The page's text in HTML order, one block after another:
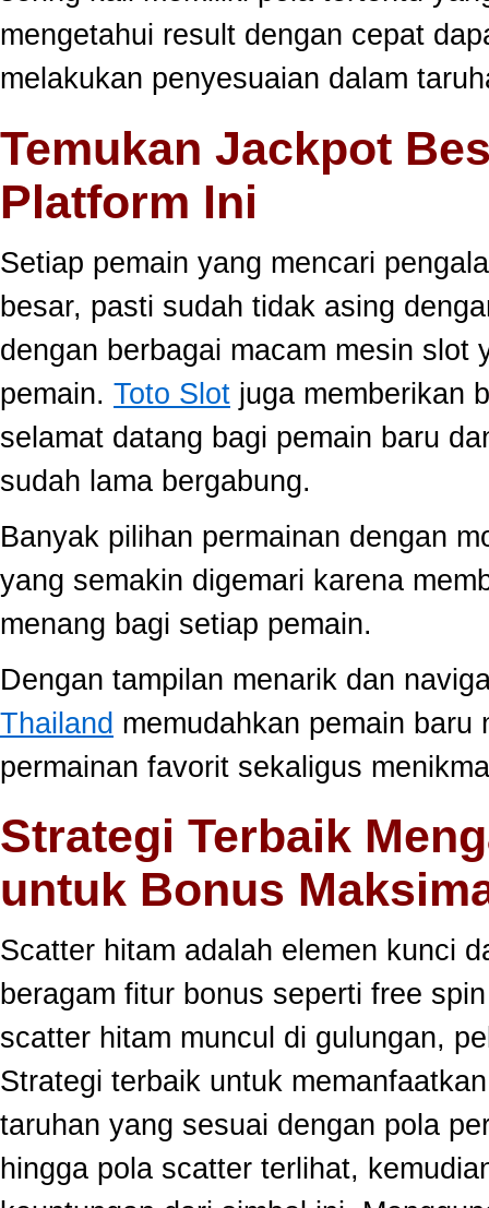
mengetahui result dengan cepat
melakukan penyesuaian dalam
Temukan Jackpot
Platform Ini
Setiap pemain yang mencari
besar, pasti sudah tidak asing
dengan berbagai macam mesin slot
pemain. Toto Slot juga memberikan
selamat datang bagi pemain baru
sudah lama bergabung.
Banyak pilihan permainan dengan
yang semakin digemari karena
menang bagi setiap pemain.
Dengan tampilan menarik dan
Thailand memudahkan pemain baru
permainan favorit sekaligus
Strategi Terbaik
untuk Bonus
Scatter hitam adalah elemen kunci
beragam fitur bonus seperti free
scatter hitam muncul di gulungan,
Strategi terbaik untuk
taruhan yang sesuai dengan pola
hingga pola scatter terlihat,